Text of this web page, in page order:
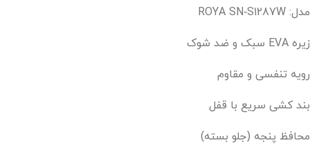
مدل: ROYA SN‑S1287W
زیره EVA سبک و ضد شوک
رویه تنفسی و مقاوم
بند کشی سریع با قفل
محافظ پنجه (جلو بسته)